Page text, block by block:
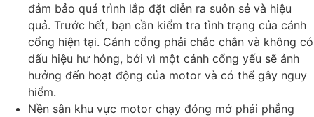
đảm bảo quá trình lắp đặt diễn ra suôn sẻ và hiệu
quả. Trước hết, bạn cần kiểm tra tình trạng của cánh
cổng hiện tại. Cánh cổng phải chắc chắn và không có
dấu hiệu hư hỏng, bởi vì một cánh cổng yếu sẽ ảnh
hưởng đến hoạt động của motor và có thể gây nguy
hiểm.
Nền sân khu vực motor chạy đóng mở phải phẳng